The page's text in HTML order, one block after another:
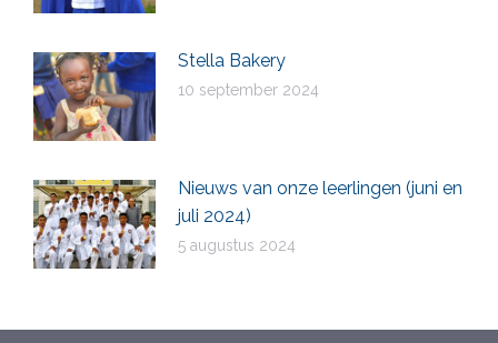
Stella Bakery
10 september 2024
Nieuws van onze leerlingen (juni en
juli 2024)
5 augustus 2024